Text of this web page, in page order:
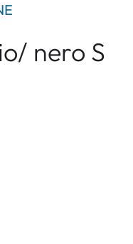
nero S